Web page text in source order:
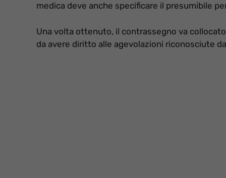
medica deve anche specificare il presumibile
Una volta ottenuto, il contrassegno va
da avere diritto alle agevolazioni riconosciute